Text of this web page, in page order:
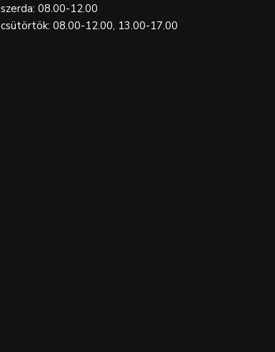
szerda: 08.00-12.00
csütörtök: 08.00-12.00, 13.00-17.00